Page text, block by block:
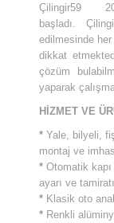
Çilingir59
başladı.
edilmesinde
dikkat
çözüm
yaparak
HİZMET VE
* Yale, bilyeli,
montaj ve
* Otomatik kapı
ayarı ve tamiratı,
* Klasik oto
* Renkli